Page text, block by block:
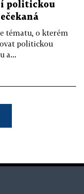
politickou
tématu, o kterém
politickou
a...